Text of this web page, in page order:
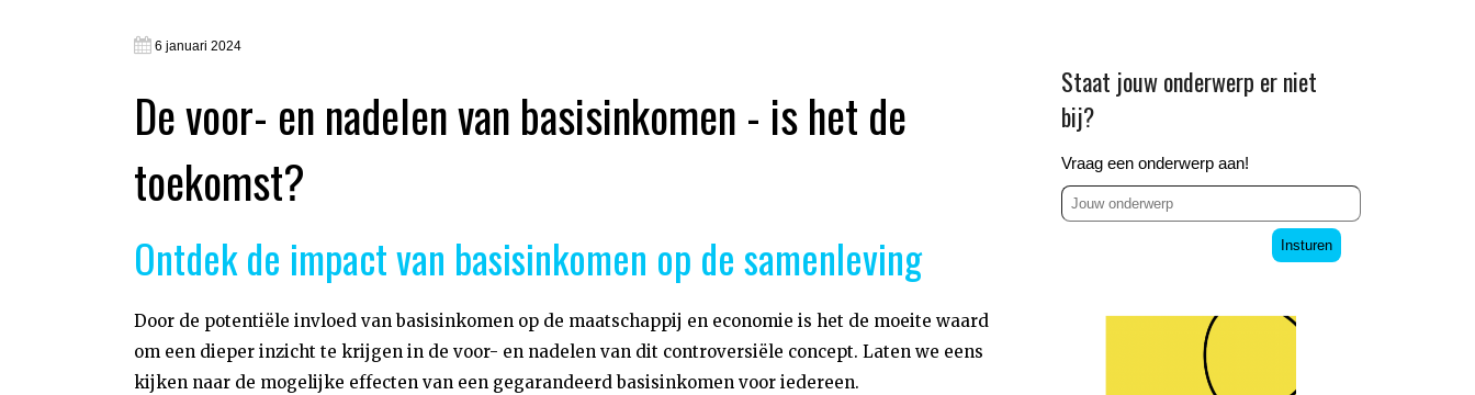
6 januari 2024
De voor- en nadelen van basisinkomen - is het de
toekomst?
Ontdek de impact van basisinkomen op de samenleving
Door de potentiële invloed van basisinkomen op de maatschappij en economie is het de moeite waard
om een dieper inzicht te krijgen in de voor- en nadelen van dit controversiële concept. Laten we eens
kijken naar de mogelijke effecten van een gegarandeerd basisinkomen voor iedereen.
Staat jouw onderwerp er niet
bij?
Vraag een onderwerp aan!
Insturen